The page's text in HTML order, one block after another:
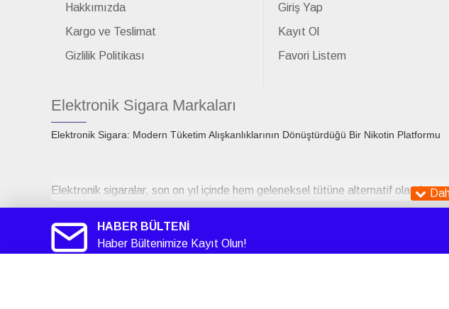
Hakkımızda
Kargo ve Teslimat
Gizlilik Politikası
Giriş Yap
Kayıt Ol
Favori Listem
Elektronik Sigara Markaları
Elektronik Sigara: Modern Tüketim Alışkanlıklarının Dönüştürdüğü Bir Nikotin Platformu
Elektronik sigaralar, son on yıl içinde hem geleneksel tütüne alternatif olarak
çıktıklarında sigara bırakmaya yardımcı bir teknoloji olarak tanıtılan e-
tasarımlarındaki gelişmeler, aromaların çeşitliliği ve pazarlama stratejilerindeki
kazanmasına neden olmuştur.
HABER BÜLTENİ
Haber Bültenimize Kayıt Olun!